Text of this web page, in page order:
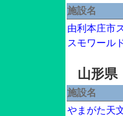
施設名
由利本庄市
スモワール
山形県
施設名
やまがた天